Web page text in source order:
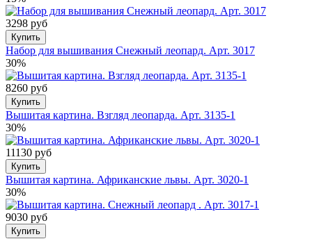
3298 руб
Купить
Набор для вышивания Снежный леопард. Арт. 3017
30%
8260 руб
Купить
Вышитая картина. Взгляд леопарда. Арт. 3135-1
30%
11130 руб
Купить
Вышитая картина. Африканские львы. Арт. 3020-1
30%
9030 руб
Купить